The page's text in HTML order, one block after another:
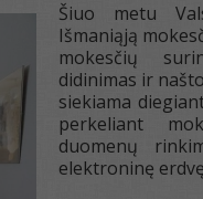
Šiuo metu
Išmaniąją
mokesčių
didinimas ir
siekiama
perkeliant
duomenų
elektroninę